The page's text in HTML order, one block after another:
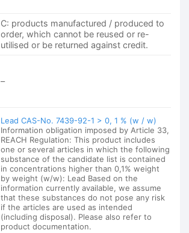
C: products manufactured / produced to
order, which cannot be reused or re-
utilised or be returned against credit.
–
Lead CAS-No. 7439-92-1 > 0, 1 % (w / w)
Information obligation imposed by Article 33,
REACH Regulation: This product includes
one or several articles in which the following
substance of the candidate list is contained
in concentrations higher than 0,1% weight
by weight (w/w): Lead Based on the
information currently available, we assume
that these substances do not pose any risk
if the articles are used as intended
(including disposal). Please also refer to
product documentation.